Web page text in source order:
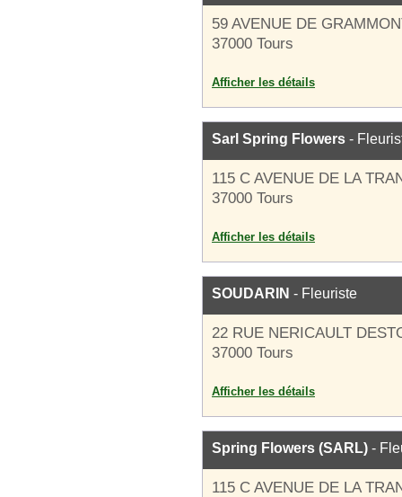
59 AVENUE DE
37000 Tours
Afficher les détails
Sarl Spring Flowers -
115 C AVENUE DE LA
37000 Tours
Afficher les détails
SOUDARIN - Fleuriste
22 RUE NERICAULT
37000 Tours
Afficher les détails
Spring Flowers (SARL) -
115 C AVENUE DE LA